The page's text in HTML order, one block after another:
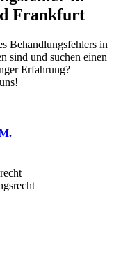
Frankfurt
Behandlungsfehlers in
sind und suchen einen
Erfahrung?